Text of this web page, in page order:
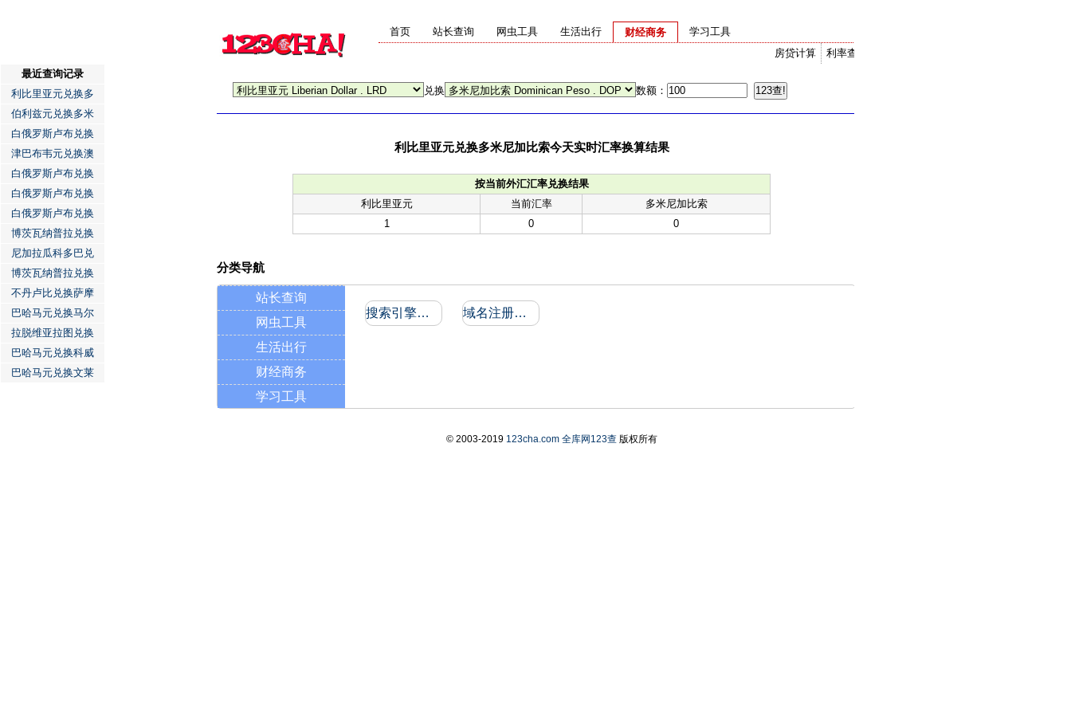
首页 站长查询 网虫工具 生活出行
财经商务
利率查询
房贷计算
学习工具
兑换 数额：
利比里亚元兑换多米尼加比索今天实时汇率换算结果
按当前外汇汇率兑换结果
利比里亚元
当前汇率
多米尼加比索
1
0 0
最近查询记录
利比里亚元兑换多
伯利兹元兑换多米
白俄罗斯卢布兑换
津巴布韦元兑换澳
白俄罗斯卢布兑换
白俄罗斯卢布兑换
白俄罗斯卢布兑换
博茨瓦纳普拉兑换
尼加拉瓜科多巴兑
博茨瓦纳普拉兑换
不丹卢比兑换萨摩
巴哈马元兑换马尔
拉脱维亚拉图兑换
巴哈马元兑换科威
巴哈马元兑换文莱
分类导航
站长查询
网虫工具
生活出行
财经商务
学习工具
搜索引擎收录和反向链接 域名注册信息
© 2003-2019 123cha.com 全库网123查版权所有